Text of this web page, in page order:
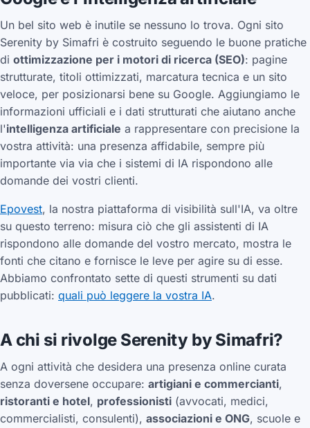
Un bel sito web è inutile se nessuno lo trova. Ogni sito
Serenity by Simafri è costruito seguendo le buone pratiche
di ottimizzazione per i motori di ricerca (SEO): pagine
strutturate, titoli ottimizzati, marcatura tecnica e un sito
veloce, per posizionarsi bene su Google. Aggiungiamo le
informazioni ufficiali e i dati strutturati che aiutano anche
l'intelligenza artificiale a rappresentare con precisione la
vostra attività: una presenza affidabile, sempre più
importante via via che i sistemi di IA rispondono alle
domande dei vostri clienti.
Epovest, la nostra piattaforma di visibilità sull'IA, va oltre
su questo terreno: misura ciò che gli assistenti di IA
rispondono alle domande del vostro mercato, mostra le
fonti che citano e fornisce le leve per agire su di esse.
Abbiamo confrontato sette di questi strumenti su dati
pubblicati: quali può leggere la vostra IA.
A chi si rivolge Serenity by Simafri?
A ogni attività che desidera una presenza online curata
senza doversene occupare: artigiani e commercianti,
ristoranti e hotel, professionisti (avvocati, medici,
commercialisti, consulenti), associazioni e ONG, scuole e